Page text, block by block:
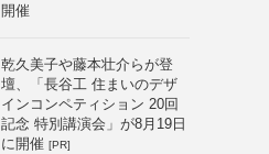
開催
乾久美子や藤本壮介らが登
壇、「長谷工 住まいのデザ
インコンペティション 20回
記念 特別講演会」が8月19日
に開催 [PR]